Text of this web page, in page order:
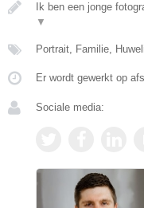
Ik ben een jonge
▼
Portrait, Familie,
Er wordt gewerkt op
Sociale media: